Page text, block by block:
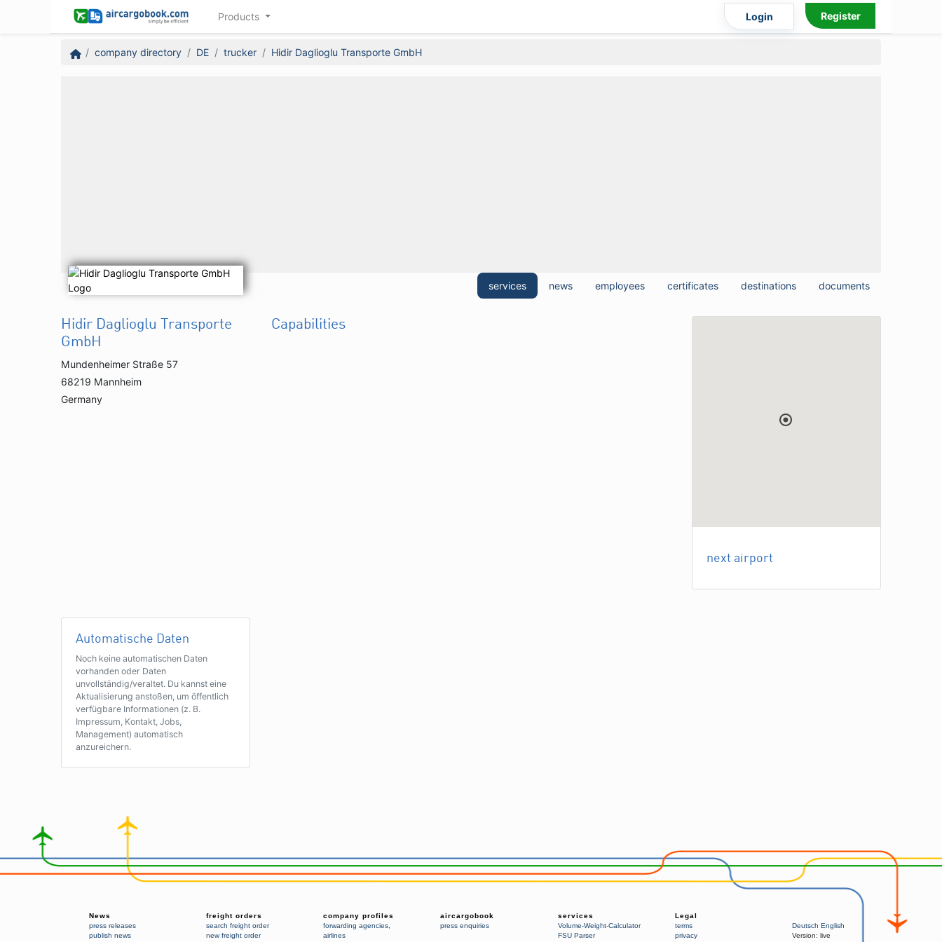
Products Login Register
company directory DE trucker Hidir Daglioglu Transporte GmbH
services news employees certificates destinations documents
Hidir Daglioglu Transporte
GmbH
Mundenheimer Straße 57
68219 Mannheim
Germany
Capabilities
next airport
Automatische Daten
Noch keine automatischen Daten
vorhanden oder Daten
unvollständig/veraltet. Du kannst eine
Aktualisierung anstoßen, um öffentlich
verfügbare Informationen (z. B.
Impressum, Kontakt, Jobs,
Management) automatisch
anzureichern.
News
press releases
publish news
freight orders
search freight order
new freight order
company profiles
forwarding agencies
airlines
aircargobook
press enquiries
services
Volume-Weight-Calculator
FSU Parser
Legal
terms
privacy
Deutsch English
Version: live